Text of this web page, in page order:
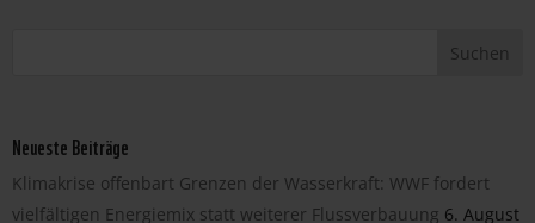
Neueste Beiträge
Klimakrise offenbart Grenzen der Wasserkraft: WWF fordert
vielfältigen Energiemix statt weiterer Flussverbauung 6. August